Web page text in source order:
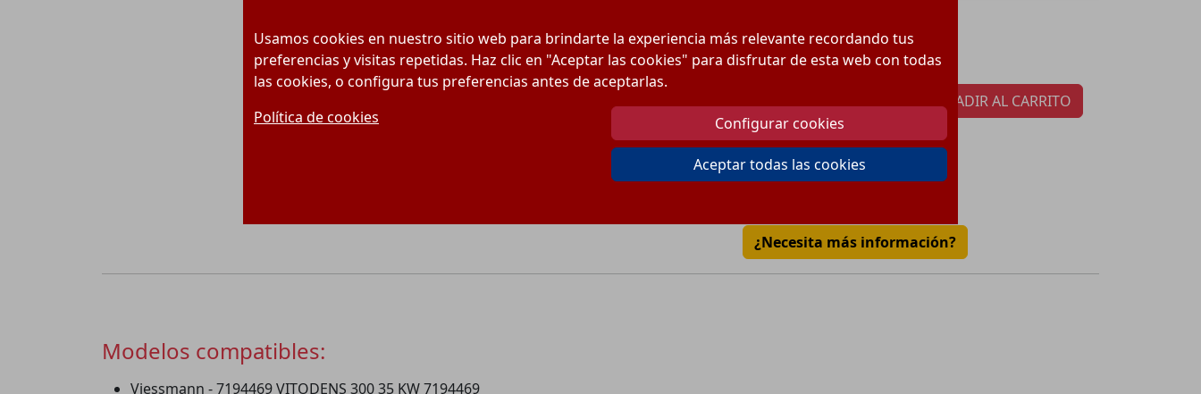
Usamos cookies en nuestro sitio web para brindarte la experiencia más relevante recordando tus
preferencias y visitas repetidas. Haz clic en "Aceptar las cookies" para disfrutar de esta web con todas
las cookies, o configura tus preferencias antes de aceptarlas.
Política de cookies
Configurar cookies
Aceptar todas las cookies
Precio:252.89
Cantidad por paquete:1
Cantidad:
AÑADIR AL CARRITO
Envío desde8€
Gratis a partir de 150€
¿Necesita más información?
Modelos compatibles:
Viessmann - 7194469 VITODENS 300 35 KW 7194469